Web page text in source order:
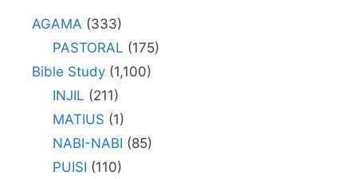
AGAMA (333)
PASTORAL (175)
Bible Study (1,100)
INJIL (211)
MATIUS (1)
NABI-NABI (85)
PUISI (110)